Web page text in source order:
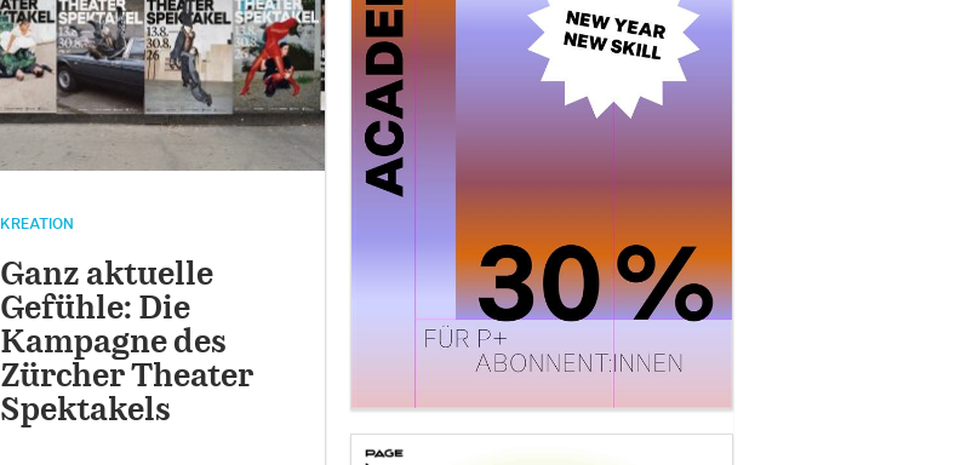
KREATION
Ganz aktuelle
Gefühle: Die
Kampagne des
Zürcher Theater
Spektakels